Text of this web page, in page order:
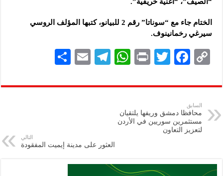
الختام جاء مع “سوناتا” رقم 2 للبيانو، كتبها المؤلف الروسي
سيرغي رخمانينوف.
C
p
y
Li
n
F
eb
k
T
tt
P
nt
W
at
p
Te
gr
E
ai
ar
السابق
محافظا دمشق وريفها يلتقيان
مستثمرين سوريين في الأردن
لتعزيز التعاون
التالي
العثور على مدينة إيميت المفقودة